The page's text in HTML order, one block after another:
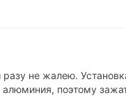
разу не жалею.
алюминия, поэтому